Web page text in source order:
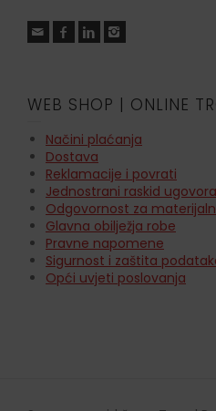
WEB SHOP | ONLINE
Načini plaćanja
Dostava
Reklamacije i povrati
Jednostrani raskid ugovora
Odgovornost za
Glavna obilježja robe
Pravne napomene
Sigurnost i zaštita
Opći uvjeti poslovanja